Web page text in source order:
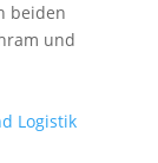
beiden
und
Logistik